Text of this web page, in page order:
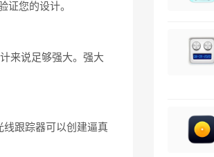
证您的设计。
来说足够强大。强大
线跟踪器可以创建逼真